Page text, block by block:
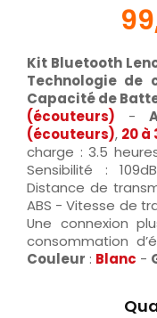
Kit Bluetooth
Technologie de
Capacité de
(écouteurs) -
(écouteurs), 20
charge : 3.5
Sensibilité :
Distance de
ABS - Vitesse de
Une connexion
consommation
Couleur : Blanc -